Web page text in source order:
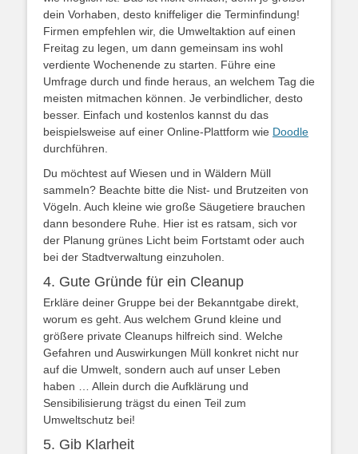
dein Vorhaben, desto kniffeliger die Terminfindung!
Firmen empfehlen wir, die Umweltaktion auf einen
Freitag zu legen, um dann gemeinsam ins wohl
verdiente Wochenende zu starten. Führe eine
Umfrage durch und finde heraus, an welchem Tag die
meisten mitmachen können. Je verbindlicher, desto
besser. Einfach und kostenlos kannst du das
beispielsweise auf einer Online-Plattform wie Doodle
durchführen.
Du möchtest auf Wiesen und in Wäldern Müll
sammeln? Beachte bitte die Nist- und Brutzeiten von
Vögeln. Auch kleine wie große Säugetiere brauchen
dann besondere Ruhe. Hier ist es ratsam, sich vor
der Planung grünes Licht beim Fortstamt oder auch
bei der Stadtverwaltung einzuholen.
4. Gute Gründe für ein Cleanup
Erkläre deiner Gruppe bei der Bekanntgabe direkt,
worum es geht. Aus welchem Grund kleine und
größere private Cleanups hilfreich sind. Welche
Gefahren und Auswirkungen Müll konkret nicht nur
auf die Umwelt, sondern auch auf unser Leben
haben … Allein durch die Aufklärung und
Sensibilisierung trägst du einen Teil zum
Umweltschutz bei!
5. Gib Klarheit